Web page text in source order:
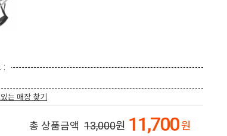
:
는 매장 찾기
총 상품금액 13,000원 11,700원